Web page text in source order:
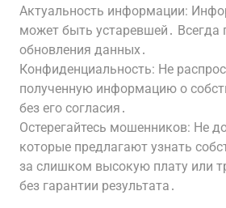
Актуальность информации:
может быть устаревшей․ Всегда
обновления данных․
Конфиденциальность: Не
полученную информацию о
без его согласия․
Остерегайтесь мошенников: Не
которые предлагают узнать
за слишком высокую плату или
без гарантии результата․